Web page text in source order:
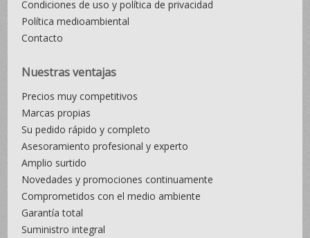
Condiciones de uso y política de privacidad
Política medioambiental
Contacto
Nuestras ventajas
Precios muy competitivos
Marcas propias
Su pedido rápido y completo
Asesoramiento profesional y experto
Amplio surtido
Novedades y promociones continuamente
Comprometidos con el medio ambiente
Garantía total
Suministro integral